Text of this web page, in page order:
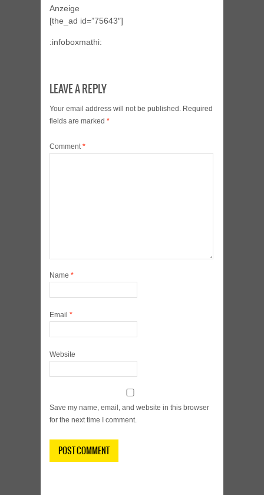
Anzeige
[the_ad id=”75643″]
:infoboxmathi:
LEAVE A REPLY
Your email address will not be published. Required
fields are marked *
Comment*
Name *
Email *
Website
Save my name, email, and website in this browser
for the next time I comment.